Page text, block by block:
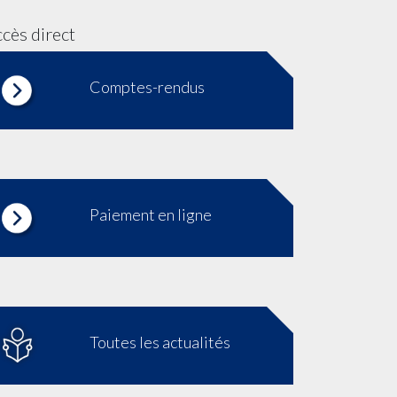
direct
Comptes-rendus
Paiement en ligne
Toutes les actualités